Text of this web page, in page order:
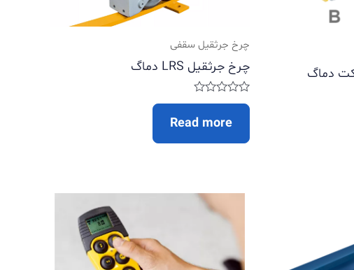
چرخ جرثقیل سقفی
چرخ جرثقیل LRS دماگ
Rated
0
5
Read more